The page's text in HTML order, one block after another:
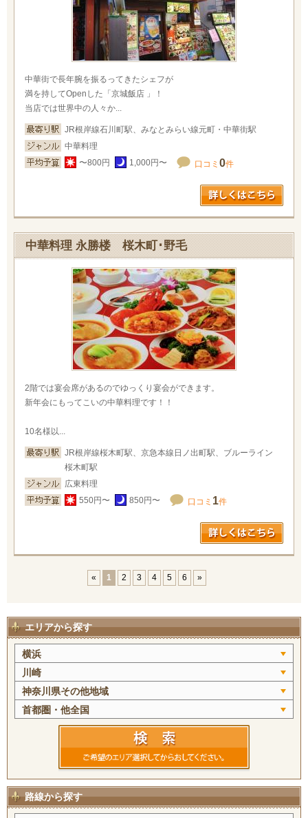
中華街で長年腕を振るってきたシェフが
満を持してOpenした「京城飯店 」！
当店では世界中の人々か...
JR根岸線石川町駅、みなとみらい線元町・中華街駅
中華料理
〜800円
1,000円〜 口コミ 0件
中華料理 永勝楼 桜木町･野毛
2階では宴会席があるのでゆっくり宴会ができます。
新年会にもってこいの中華料理です！！
10名様以...
JR根岸線桜木町駅、京急本線日ノ出町駅、ブルーライン
桜木町駅
広東料理
550円〜
850円〜 口コミ 1件
« 1 2 3 4 5 6 »
エリアから探す
横浜
川崎
神奈川県その他地域
首都圏・他全国
路線から探す